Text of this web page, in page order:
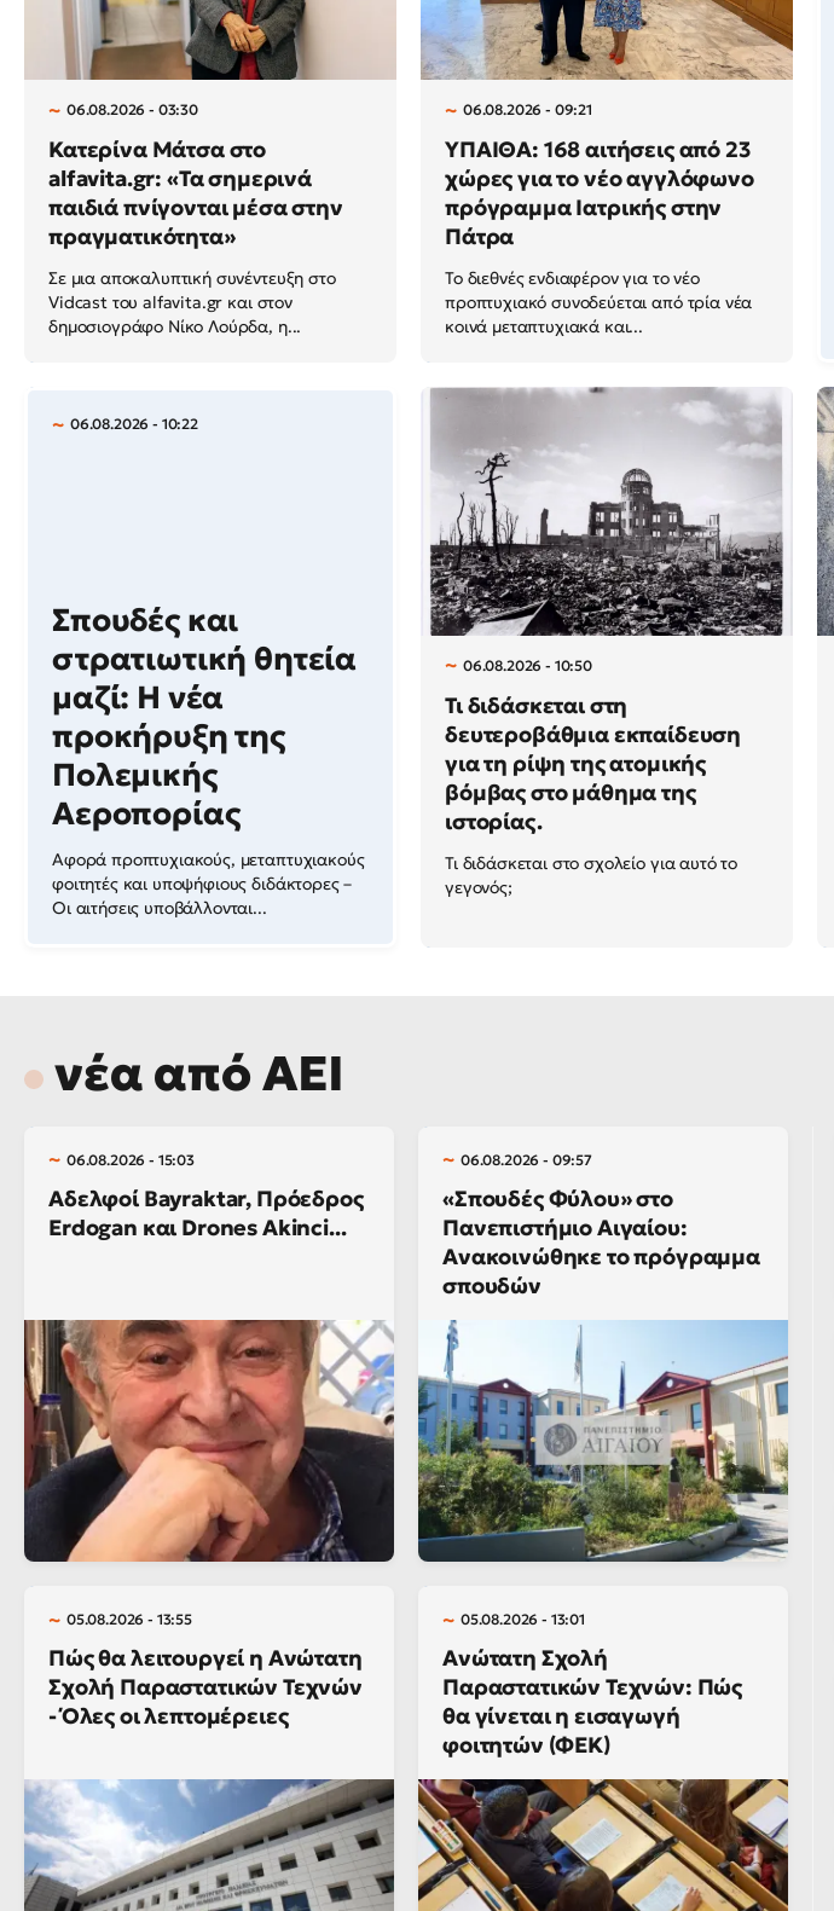
06.08.2026 - 03:30
Κατερίνα Μάτσα στο
alfavita.gr: «Τα σημερινά
παιδιά πνίγονται μέσα στην
πραγματικότητα»
Σε μια αποκαλυπτική συνέντευξη στο
Vidcast του alfavita.gr και στον
δημοσιογράφο Νίκο Λούρδα, η...
06.08.2026 - 09:21
ΥΠΑΙΘΑ: 168 αιτήσεις από 23
χώρες για το νέο αγγλόφωνο
πρόγραμμα Ιατρικής στην
Πάτρα
Το διεθνές ενδιαφέρον για το νέο
προπτυχιακό συνοδεύεται από τρία νέα
κοινά μεταπτυχιακά και...
06.08.2026 - 10:22
Σπουδές και
στρατιωτική θητεία
μαζί: Η νέα
προκήρυξη της
Πολεμικής
Αεροπορίας
Αφορά προπτυχιακούς, μεταπτυχιακούς
φοιτητές και υποψήφιους διδάκτορες –
Οι αιτήσεις υποβάλλονται...
06.08.2026 - 10:50
Τι διδάσκεται στη
δευτεροβάθμια εκπαίδευση
για τη ρίψη της ατομικής
βόμβας στο μάθημα της
ιστορίας.
Τι διδάσκεται στο σχολείο για αυτό το
γεγονός;
νέα από ΑΕΙ
06.08.2026 - 15:03
Αδελφοί Bayraktar, Πρόεδρος
Erdogan και Drones Akinci...
06.08.2026 - 09:57
«Σπουδές Φύλου» στο
Πανεπιστήμιο Αιγαίου:
Ανακοινώθηκε το πρόγραμμα
σπουδών
05.08.2026 - 13:55
Πώς θα λειτουργεί η Ανώτατη
Σχολή Παραστατικών Τεχνών
- Όλες οι λεπτομέρειες
05.08.2026 - 13:01
Ανώτατη Σχολή
Παραστατικών Τεχνών: Πώς
θα γίνεται η εισαγωγή
φοιτητών (ΦΕΚ)